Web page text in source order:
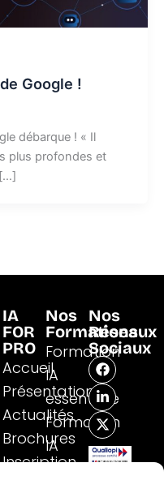
Google !
débarque ! « Il
plus profondes et
IA
FOR
PRO
Accueil
Présentation
Actualités
Brochures
Inscription
Nos
Formations
Formation
IA
essentielle
Formation
IA
spécifiques
Nos
Réseaux
Sociaux
F
a
c
e
b
o
o
k
L
i
n
k
e
d
i
n
X
-
t
w
i
t
t
e
Certifié